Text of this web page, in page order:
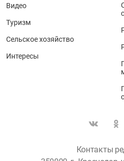
Видео
Туризм
Сельское хозяйство
Интересы
Контакты